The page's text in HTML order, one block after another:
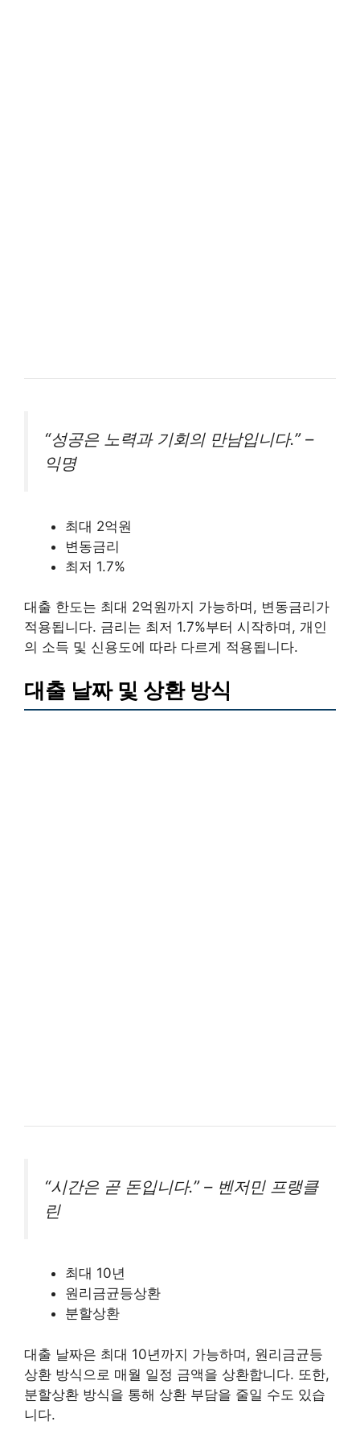
“성공은 노력과 기회의 만남입니다.” –
익명
최대 2억원
변동금리
최저 1.7%
대출 한도는 최대 2억원까지 가능하며, 변동금리가
적용됩니다. 금리는 최저 1.7%부터 시작하며, 개인
의 소득 및 신용도에 따라 다르게 적용됩니다.
대출 날짜 및 상환 방식
“시간은 곧 돈입니다.” – 벤저민 프랭클
린
최대 10년
원리금균등상환
분할상환
대출 날짜은 최대 10년까지 가능하며, 원리금균등
상환 방식으로 매월 일정 금액을 상환합니다. 또한,
분할상환 방식을 통해 상환 부담을 줄일 수도 있습
니다.